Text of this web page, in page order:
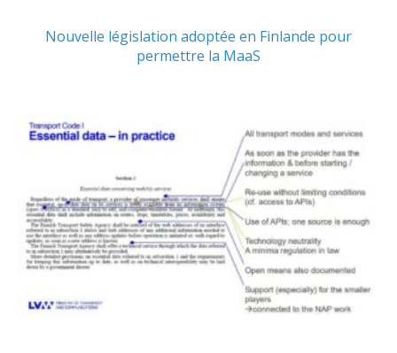
Nouvelle législation adoptée en Finlande pour
permettre la MaaS